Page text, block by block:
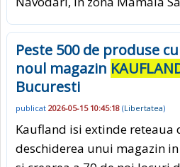
Peste 500 de produse
noul magazin
Bucuresti
publicat 2026-05-15 10:45:18 (Libertatea)
Kaufland isi extinde reteaua
deschiderea unui magazin